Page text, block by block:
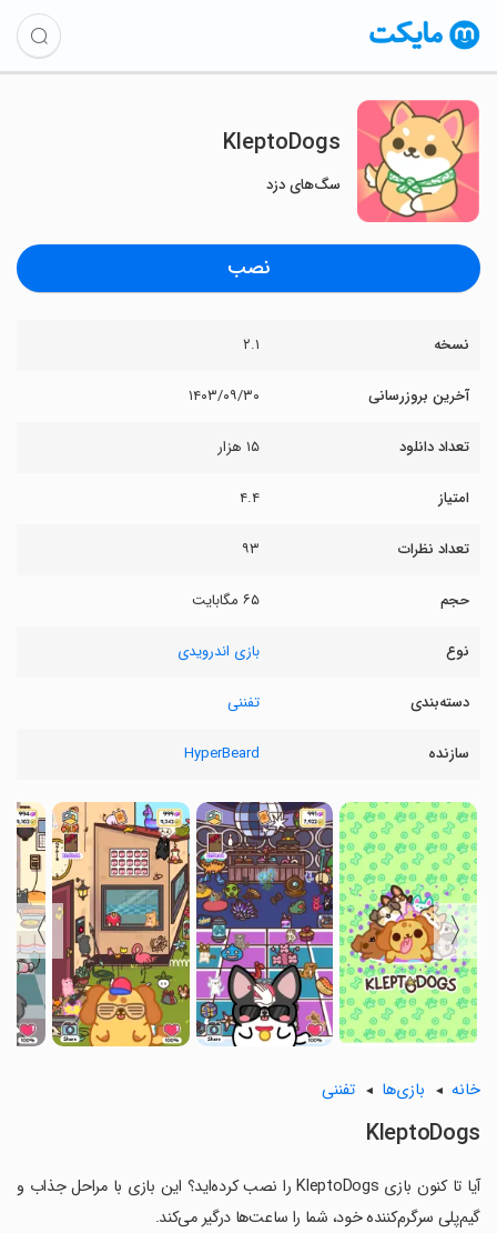
KleptoDogs
سگ‌های دزد
نصب
نسخه ۲.۱
آخرین بروزرسانی ۱۴۰۳/۰۹/۳۰
تعداد دانلود ۱۵ هزار
امتیاز ۴.۴
تعداد نظرات ۹۳
حجم ۶۵ مگابایت
نوع بازی اندرویدی
دسته‌بندی تفننی
سازنده HyperBeard
〈
〉
خانه بازی‌ها تفننی
KleptoDogs
آیا تا کنون بازی KleptoDogs را نصب کرده‌اید؟ این بازی با مراحل جذاب و
گیم‌پلی سرگرم‌کننده خود، شما را ساعت‌ها درگیر می‌کند.